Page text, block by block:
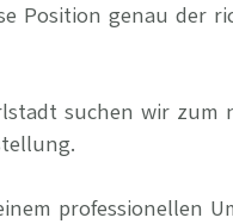
Position genau der
suchen wir
professionellen